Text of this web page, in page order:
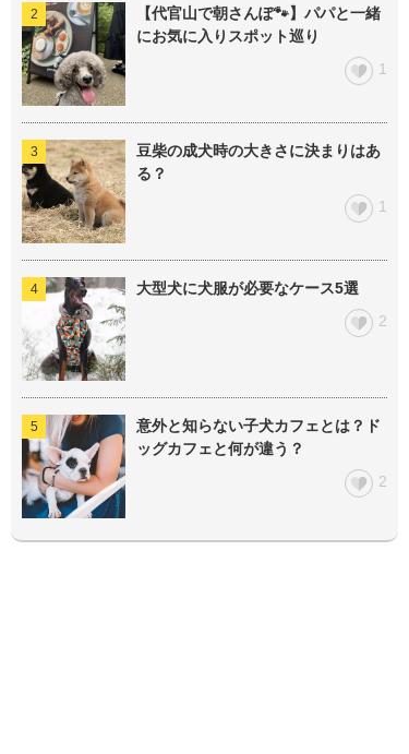
【代官山で朝さんぽ🐾】パパと一緒
にお気に入りスポット巡り
1
豆柴の成犬時の大きさに決まりはあ
る？
1
大型犬に犬服が必要なケース5選
2
意外と知らない子犬カフェとは？ド
ッグカフェと何が違う？
2